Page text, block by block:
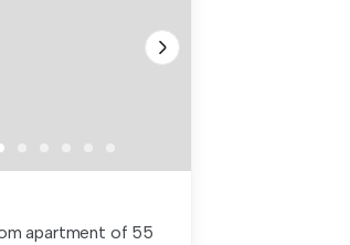
apartment of 55